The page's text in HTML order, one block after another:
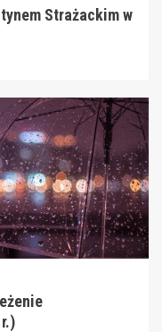
Strażackim w